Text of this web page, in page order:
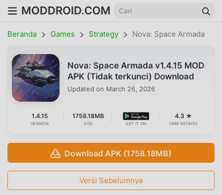
MODDROID.COM
Beranda Games Strategy Nova: Space Armada
Nova: Space Armada v1.4.15 MOD
APK (Tidak terkunci) Download
Updated on March 26, 2026
1.4.15
VERSION
1758.18MB
SIZE GET IT ON
4.3 ★
1698 RATINGS
Download APK (1758.18MB)
Versi Sebelumnya